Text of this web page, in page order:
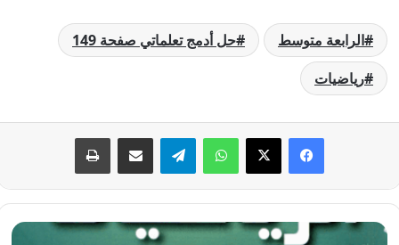
الرابعة متوسط
حل أدمج تعلماتي صفحة 149
رياضيات
فيسبوك
‫X واتسابتيلقراممشاركة عبر البريد طباعة
حل